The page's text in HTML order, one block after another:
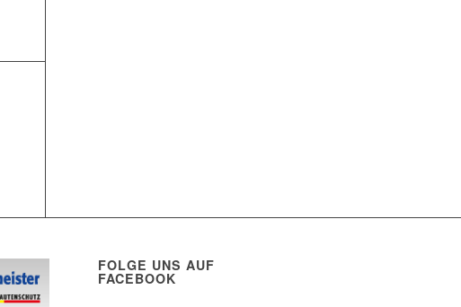
FOLGE UNS AUF
FACEBOOK